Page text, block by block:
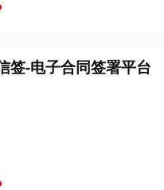
签-电子合同签署平台